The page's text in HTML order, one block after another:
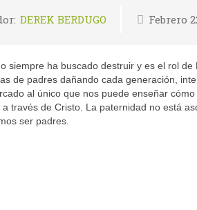
DEREK BERDUGO Febrero
siempre ha buscado destruir y es el rol de
de padres dañando cada generación,
al único que nos puede enseñar cómo
través de Cristo. La paternidad no está
ser padres.